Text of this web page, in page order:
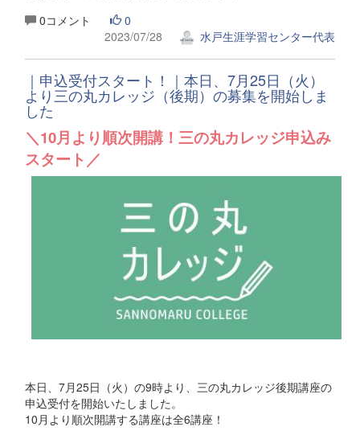
0コメント
0
2023/07/28
水戸生涯学習センター代表
｜申込受付スタート！｜本日、7月25日（火）
より三の丸カレッジ（後期）の募集を開始しま
した
＼10月より順次開講！三の丸カレッジ申込み
スタート／
本日、7月25日（火）の9時より、三の丸カレッジ後期講座の
申込受付を開始いたしました。
10月より順次開講する講座は全6講座！